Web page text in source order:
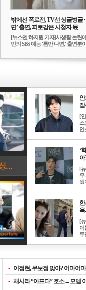
밖에선 폭로전, TV선 싱글벙글
면’ 출연, 피로감은 시청자 몫
[뉴스엔 하지원 기자]사생활 논란
민의 SBS 예능 '틈만 나면,' 출연분
안
잘
[
스
안
‘
아
[
우
됐
한
욕
[
이
루
- 이정현, 무보정 맞아? 어마어마
- 채시라 “아프다” 호소→모델